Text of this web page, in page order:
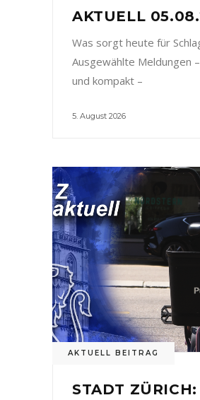
AKTUELL
Was sorgt heute für
Ausgewählte Meldungen
und kompakt –
5. August 2026
AKTUELL BEITRAG
STADT ZÜRICH: